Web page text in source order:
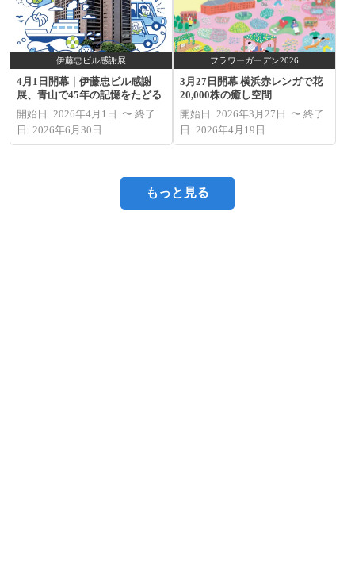
伊藤忠ビル感謝展
4月1日開幕｜伊藤忠ビル感謝
展、青山で45年の記憶をたどる
開始日: 2026年4月1日 〜 終了
日: 2026年6月30日
フラワーガーデン2026
3月27日開幕 横浜赤レンガで花
20,000株の癒し空間
開始日: 2026年3月27日 〜 終了
日: 2026年4月19日
もっと見る